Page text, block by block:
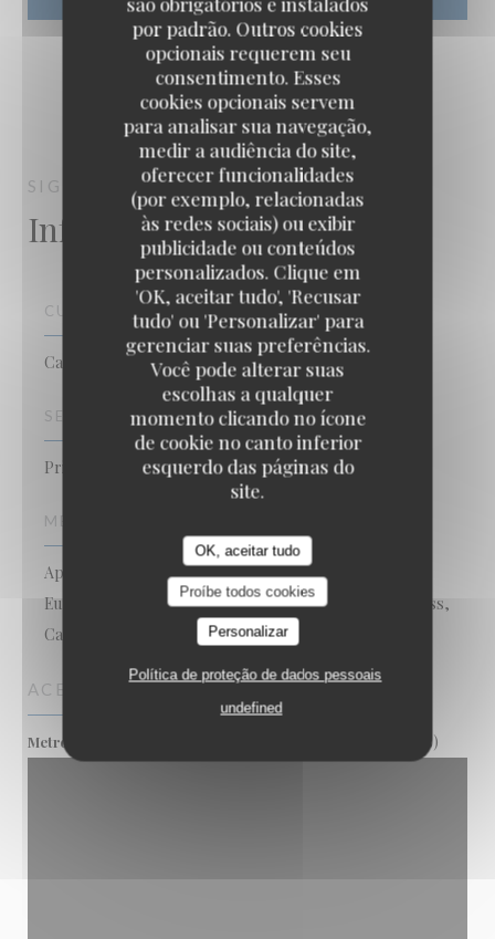
por padrão. Outros cookies
opcionais requerem seu
consentimento. Esses
cookies opcionais servem
para analisar sua navegação,
medir a audiência do site,
oferecer funcionalidades
(por exemplo, relacionadas
às redes sociais) ou exibir
publicidade ou conteúdos
personalizados. Clique em
'OK, aceitar tudo', 'Recusar
tudo' ou 'Personalizar' para
gerenciar suas preferências.
Você pode alterar suas
escolhas a qualquer
momento clicando no ícone
de cookie no canto inferior
esquerdo das páginas do
site.
OK, aceitar tudo
Proíbe todos cookies
Personalizar
Política de proteção de dados pessoais
undefined
SIGNATURE MONTMARTREPARIS
Informações gerais
CULINÁRIA
Caseiro, produtos frescos
SERVIÇOS
Privatização, Ar condicionado
MÉTODOS DE PAGAMENTO
Apple Pay, Pagamento sem contato,
Eurocard/Mastercard, Dinheiro, Visa, American Express,
Cartão Azul
ACESSO
Metro 12 (Abbesses) ou 2 (Anvers)